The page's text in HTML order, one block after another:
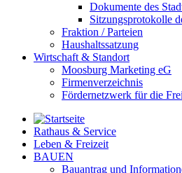
Dokumente des
Sitzungsprotokolle
Fraktion / Parteien
Haushaltssatzung
Wirtschaft & Standort
Moosburg Marketing eG
Firmenverzeichnis
Fördernetzwerk für die
Rathaus & Service
Leben & Freizeit
BAUEN
Bauantrag und